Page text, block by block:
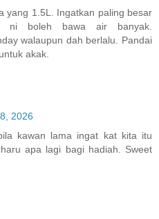
yang 1.5L. Ingatkan paling besar
ni boleh bawa air banyak.
walaupun dah berlalu. Pandai
akak.
2026
kawan lama ingat kat kita itu
apa lagi bagi hadiah. Sweet